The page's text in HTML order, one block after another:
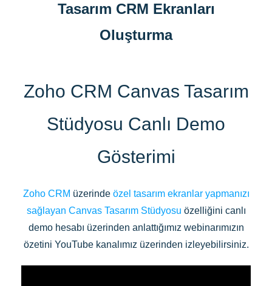
Tasarım CRM Ekranları
Oluşturma
Zoho CRM Canvas Tasarım
Stüdyosu Canlı Demo
Gösterimi
Zoho CRM üzerinde özel tasarım ekranlar yapmanızı
sağlayan Canvas Tasarım Stüdyosu özelliğini canlı
demo hesabı üzerinden anlattığımız webinarımızın
özetini YouTube kanalımız üzerinden izleyebilirsiniz.